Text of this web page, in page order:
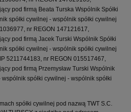
pod firmą Beata Turska Wspólnik Spółki
spółki cywilnej - wspólnik spółki cywilnej
nr REGON 147121617,
pod firmą Jacek Turski Wspólnik Spółki
spółki cywilnej - wspólnik spółki cywilnej
5211744183, nr REGON 015517467,
pod firmą Przemysław Turski Wspólnik
wspólnik spółki cywilnej - wspólnik spółki
spółki cywilnej pod nazwą TWT S.C.